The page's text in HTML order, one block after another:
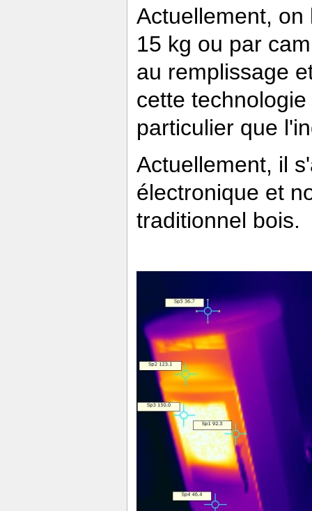
Actuellement,
15 kg ou par
au remplissage
cette
particulier que
Actuellement, il
électronique et
traditionnel bois.